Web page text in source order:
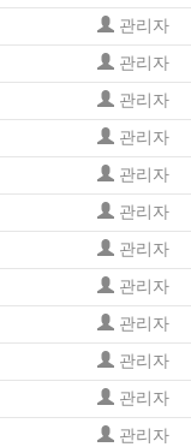
관리자
관리자
관리자
관리자
관리자
관리자
관리자
관리자
관리자
관리자
관리자
관리자